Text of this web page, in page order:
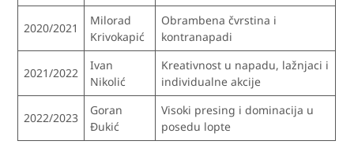
2020/2021
Milorad
Krivokapić
Obrambena čvrstina i
kontranapadi
2021/2022
Ivan
Nikolić
Kreativnost u napadu, lažnjaci i
individualne akcije
2022/2023
Goran
Đukić
Visoki presing i dominacija u
posedu lopte